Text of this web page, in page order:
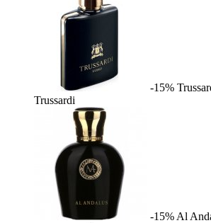
-15%
Trussardi
-15% Al